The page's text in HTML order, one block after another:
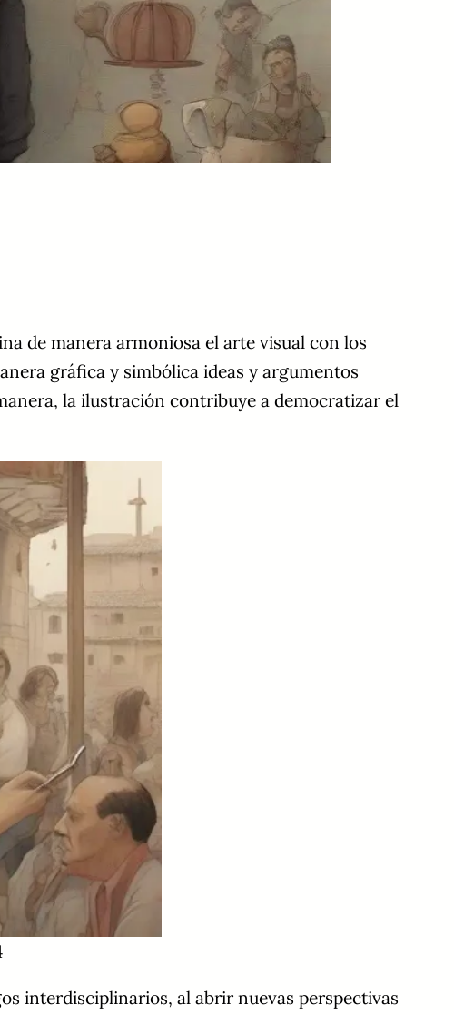
de manera armoniosa el arte visual con los
gráfica y simbólica ideas y argumentos
la ilustración contribuye a democratizar el
interdisciplinarios, al abrir nuevas perspectivas